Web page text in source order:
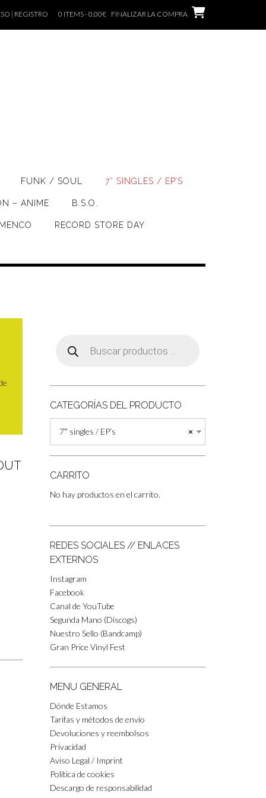
| REGISTRO 0 ITEMS - 0,00€ FINALIZAR LA COMPRA
FUNK / SOUL 7″ SINGLES / EP’S
– ANIME B.S.O.
RECORD STORE DAY
productos
CATEGORÍAS DEL PRODUCTO
×
7″ singles / EP’s
CARRITO
No hay productos en el carrito.
REDES SOCIALES // ENLACES
EXTERNOS
Instagram
Facebook
Canal de YouTube
Segunda Mano (Discogs)
Nuestro Sello (Bandcamp)
Gran Price Vinyl Fest
MENU GENERAL
Dónde Estamos
Tarifas y métodos de envío
Devoluciones y reembolsos
Privacidad
Aviso Legal / Imprint
Política de cookies
Descargo de responsabilidad